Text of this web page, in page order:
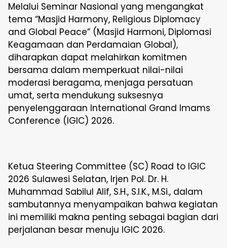
Melalui Seminar Nasional yang mengangkat
tema “Masjid Harmony, Religious Diplomacy
and Global Peace” (Masjid Harmoni, Diplomasi
Keagamaan dan Perdamaian Global),
diharapkan dapat melahirkan komitmen
bersama dalam memperkuat nilai-nilai
moderasi beragama, menjaga persatuan
umat, serta mendukung suksesnya
penyelenggaraan International Grand Imams
Conference (IGIC) 2026.
Ketua Steering Committee (SC) Road to IGIC
2026 Sulawesi Selatan, Irjen Pol. Dr. H.
Muhammad Sabilul Alif, S.H., S.I.K., M.Si., dalam
sambutannya menyampaikan bahwa kegiatan
ini memiliki makna penting sebagai bagian dari
perjalanan besar menuju IGIC 2026.